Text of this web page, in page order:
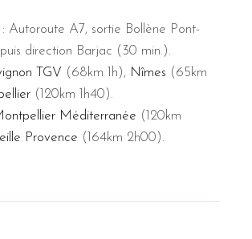
Autoroute A7, sortie Bollène Pont-
direction Barjac (30 min.).
TGV (68km 1h), Nîmes (65km
(120km 1h40).
Méditerranée (120km
Provence (164km 2h00).